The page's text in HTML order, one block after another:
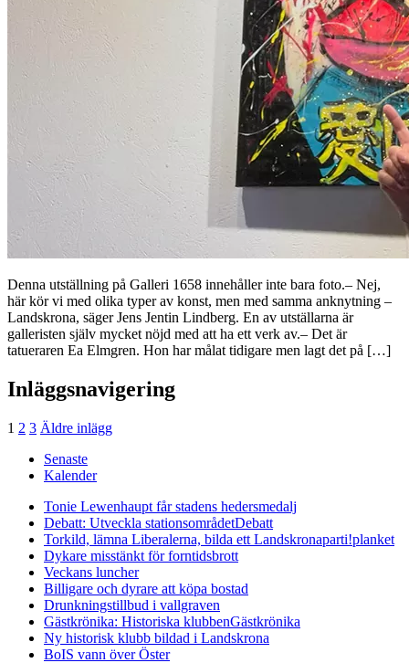
Denna utställning på Galleri 1658 innehåller inte bara foto.– Nej,
här kör vi med olika typer av konst, men med samma anknytning –
Landskrona, säger Jens Jentin Lindberg. En av utställarna är
galleristen själv mycket nöjd med att ha ett verk av.– Det är
tatueraren Ea Elmgren. Hon har målat tidigare men lagt det på […]
Inläggsnavigering
1 2 3 Äldre inlägg
Senaste
Kalender
Tonie Lewenhaupt får stadens hedersmedalj
Debatt: Utveckla stationsområdetDebatt
Torkild, lämna Liberalerna, bilda ett Landskronaparti!planket
Dykare misstänkt för forntidsbrott
Veckans luncher
Billigare och dyrare att köpa bostad
Drunkningstillbud i vallgraven
Gästkrönika: Historiska klubbenGästkrönika
Ny historisk klubb bildad i Landskrona
BoIS vann över Öster